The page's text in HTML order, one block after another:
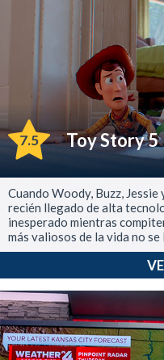
7.5 Toy Story 5
Cuando Woody, Buzz,
recién llegado de alta
inesperado mientras
más valiosos de la vida no se